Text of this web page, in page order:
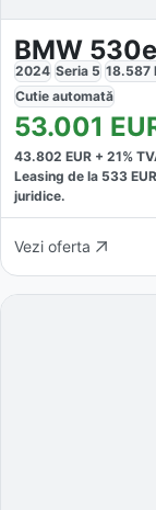
BMW
2024 Seria 5 18.587
Cutie automată
53.001
43.802 EUR + 21%
Leasing de la 533
juridice.
Vezi oferta